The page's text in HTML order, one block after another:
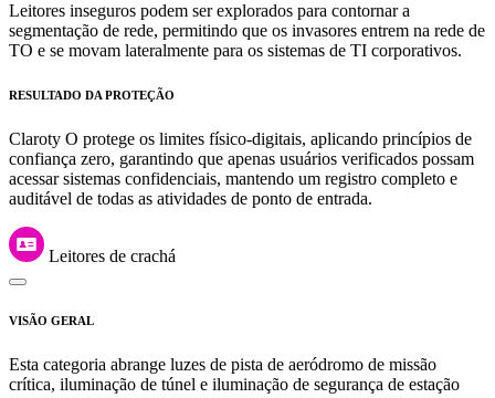
Leitores inseguros podem ser explorados para contornar a
segmentação de rede, permitindo que os invasores entrem na rede de
TO e se movam lateralmente para os sistemas de TI corporativos.
RESULTADO DA PROTEÇÃO
Claroty O protege os limites físico-digitais, aplicando princípios de
confiança zero, garantindo que apenas usuários verificados possam
acessar sistemas confidenciais, mantendo um registro completo e
auditável de todas as atividades de ponto de entrada.
Leitores de crachá
VISÃO GERAL
Esta categoria abrange luzes de pista de aeródromo de missão
crítica, iluminação de túnel e iluminação de segurança de estação